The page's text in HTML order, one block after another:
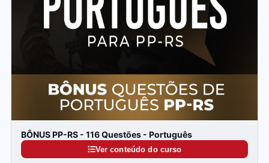
BÔNUS PP-RS - 116 Questões - Português
Ver conteúdo do curso